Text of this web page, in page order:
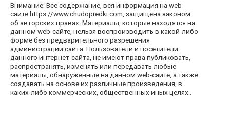
Внимание: Все содержание, вся информация на web-
сайте https://www.chudopredki.com, защищена законом
об авторских правах. Материалы, которые находятся на
данном web-сайте, нельзя воспроизводить в какой-либо
форме без предварительного разрешения
администрации сайта. Пользователи и посетители
данного интернет-сайта, не имеют права публиковать,
распространять, изменять или передавать любые
материалы, обнаруженные на данном web-сайте, а также
создавать на основе их различные произведения, в
каких-либо коммерческих, общественных иных целях..